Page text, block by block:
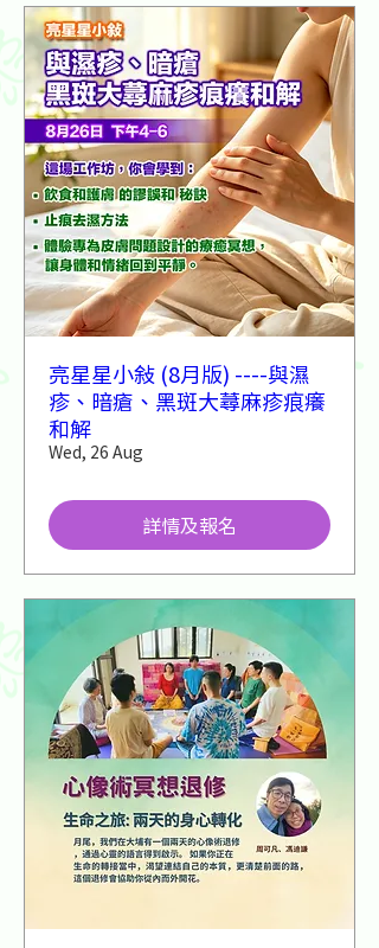
亮星星小敍 (8月版) ----與濕
疹、暗瘡、黑斑大蕁麻疹痕癢
和解
Wed, 26 Aug
詳情及報名